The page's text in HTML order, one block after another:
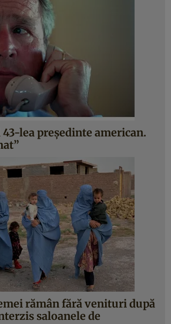
43-lea președinte american.
rămân fără venituri după
saloanele de